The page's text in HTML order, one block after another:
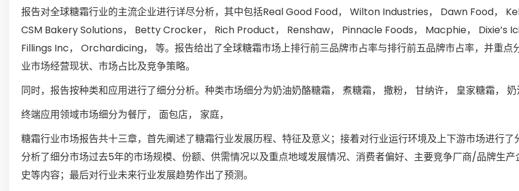
报告对全球糖霜行业的主流企业进行详尽分析，其中包括Real Good Food， Wilton Industries， Dawn Food，
CSM Bakery Solutions， Betty Crocker， Rich Product， Renshaw， Pinnacle Foods， Macphie， Dixie’s
Fillings Inc， Orchardicing， 等。报告给出了全球糖霜市场上排行前三品牌市占率与排行前五品牌市占率，并重点
业市场经营现状、市场占比及竞争策略。
同时，报告按种类和应用进行了细分分析。种类市场细分为奶油奶酪糖霜， 煮糖霜， 撒粉， 甘纳许， 皇家糖霜， 奶
终端应用领域市场细分为餐厅， 面包店， 家庭，
糖霜行业市场报告共十三章，首先阐述了糖霜行业发展历程、特征及意义；接着对行业运行环境及上下游市场进行了
分析了细分市场过去5年的市场规模、份额、供需情况以及重点地域发展情况、消费者偏好、主要竞争厂商/品牌生产
史等内容；最后对行业未来行业发展趋势作出了预测。